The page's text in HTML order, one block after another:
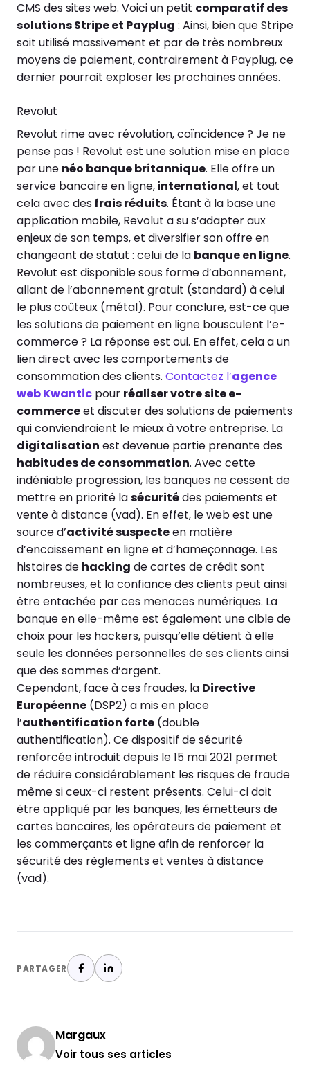
CMS des sites web. Voici un petit comparatif des
solutions Stripe et Payplug : Ainsi, bien que Stripe
soit utilisé massivement et par de très nombreux
moyens de paiement, contrairement à Payplug, ce
dernier pourrait exploser les prochaines années.
Revolut
Revolut rime avec révolution, coïncidence ? Je ne
pense pas ! Revolut est une solution mise en place
par une néo banque britannique. Elle offre un
service bancaire en ligne,international, et tout
cela avec desfrais réduits. Étant à la base une
application mobile, Revolut a su s’adapter aux
enjeux de son temps, et diversifier son offre en
changeant de statut : celui de la banque en ligne.
Revolut est disponible sous forme d’abonnement,
allant de l’abonnement gratuit (standard) à celui
le plus coûteux (métal). Pour conclure, est-ce que
les solutions de paiement en ligne bousculent l’e-
commerce ? La réponse est oui. En effet, cela a un
lien direct avec les comportements de
consommation des clients. Contactez l’agence
web Kwantic pour réaliser votre site e-
commerceet discuter des solutions de paiements
qui conviendraient le mieux à votre entreprise. La
digitalisation est devenue partie prenante des
habitudes de consommation. Avec cette
indéniable progression, les banques ne cessent de
mettre en priorité lasécuritédes paiements et
vente à distance (vad). En effet, le web est une
source d’activité suspecteen matière
d’encaissement en ligne et d’hameçonnage. Les
histoires de hacking de cartes de crédit sont
nombreuses, et la confiance des clients peut ainsi
être entachée par ces menaces numériques. La
banque en elle-même est également une cible de
choix pour les hackers, puisqu’elle détient à elle
seule les données personnelles de ses clients ainsi
que des sommes d’argent.
Cependant, face à ces fraudes, la Directive
Européenne (DSP2) a mis en place
l’authentification forte (double
authentification). Ce dispositif de sécurité
renforcée introduit depuis le 15 mai 2021 permet
de réduire considérablement les risques de fraude
même si ceux-ci restent présents. Celui-ci doit
être appliqué par les banques, les émetteurs de
cartes bancaires, les opérateurs de paiement et
les commerçants et ligne afin de renforcer la
sécurité des règlements et ventes à distance
(vad).
PARTAGER
Margaux
Voir tous ses articles